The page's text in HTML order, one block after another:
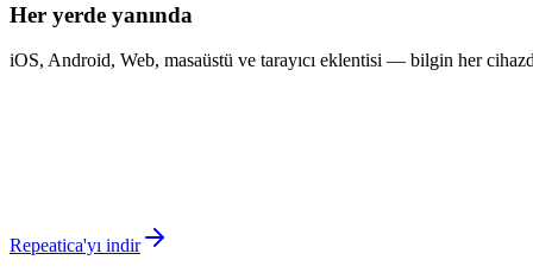
Her yerde yanında
iOS, Android, Web, masaüstü ve tarayıcı eklentisi — bilgin her
Repeatica'yı indir